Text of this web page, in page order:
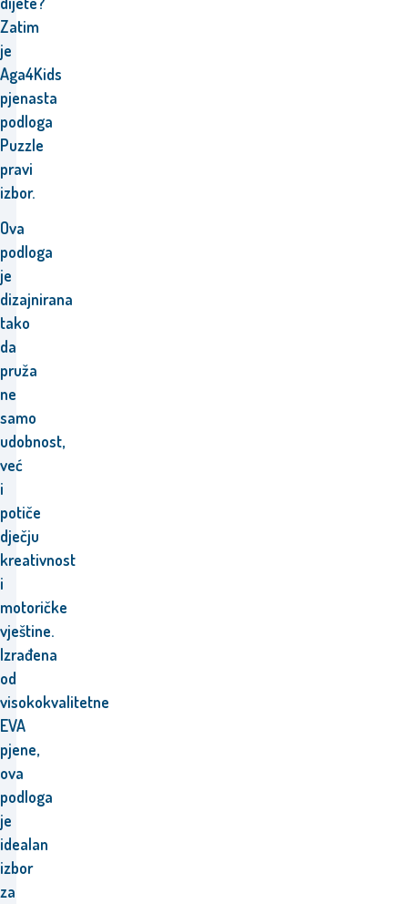
Zatim
je
Aga4Kids
pjenasta
podloga
Puzzle
pravi
izbor.
Ova
podloga
je
dizajnirana
tako
da
pruža
ne
samo
udobnost,
već
i
potiče
dječju
kreativnost
i
motoričke
vještine.
Izrađena
od
visokokvalitetne
EVA
pjene,
ova
podloga
je
idealan
izbor
za